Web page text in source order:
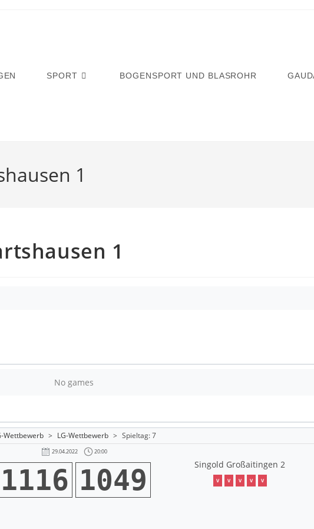
SPORT BOGENSPORT UND BLASROHR
1
1
No games
Wettbewerb > LG-Wettbewerb > Spieltag: 7
29.04.2022 20:00
1116 1049 Singold Großaitingen 2
V V V V V